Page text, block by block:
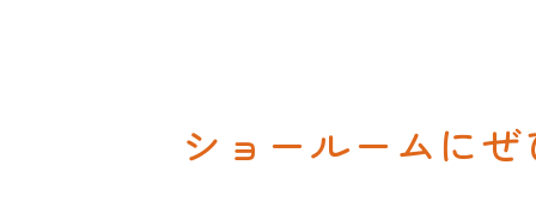
ショールームにぜ